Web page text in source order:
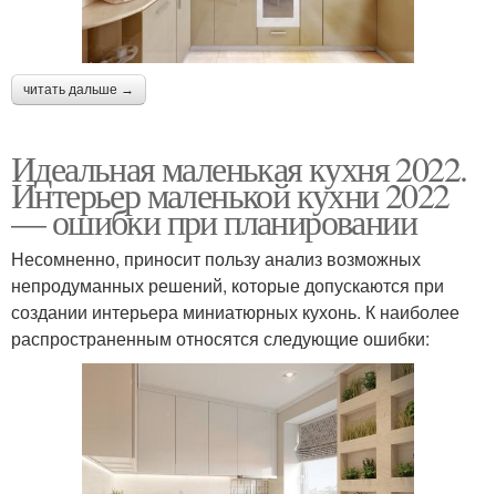
читать дальше →
Идеальная маленькая кухня 2022.
Интерьер маленькой кухни 2022
— ошибки при планировании
Несомненно, приносит пользу анализ возможных
непродуманных решений, которые допускаются при
создании интерьера миниатюрных кухонь. К наиболее
распространенным относятся следующие ошибки: